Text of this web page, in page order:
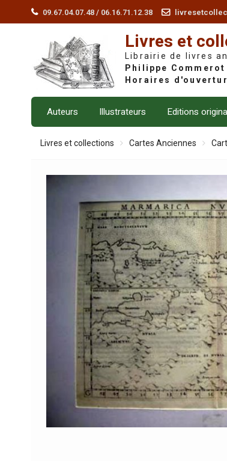
09.67.04.07.48 / 06.16.71.12.38
Livres et
Librairie de livres
Auteurs Illustrateurs Editions
Livres et collections Cartes Anciennes